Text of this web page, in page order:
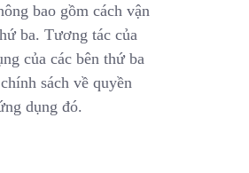
bao gồm cách vận
ba. Tương tác của
của các bên thứ ba
sách về quyền
dụng đó.